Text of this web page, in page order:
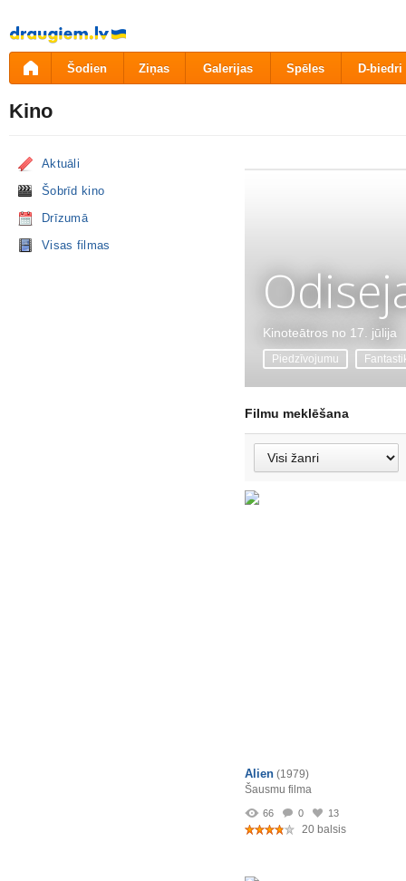
Pāriet
uz
saturu
Šodien Ziņas Galerijas Spēles D-biedri
Kino
Aktuāli
Šobrīd kino
Drīzumā
Visas filmas
Kinoteātros no 17. jūlija
Piedzīvojumu
Filmu meklēšana
Alien (1979)
Šausmu filma
66 0 13
20 balsis